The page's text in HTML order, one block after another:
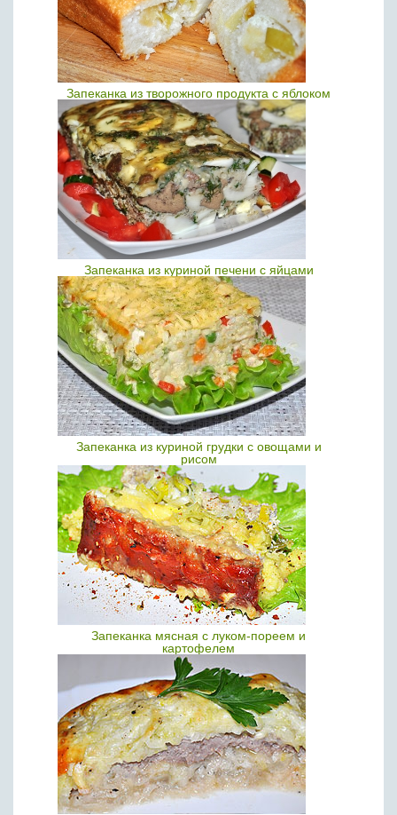
Запеканка из творожного продукта с яблоком
Запеканка из куриной печени с яйцами
Запеканка из куриной грудки с овощами и
рисом
Запеканка мясная с луком-пореем и
картофелем